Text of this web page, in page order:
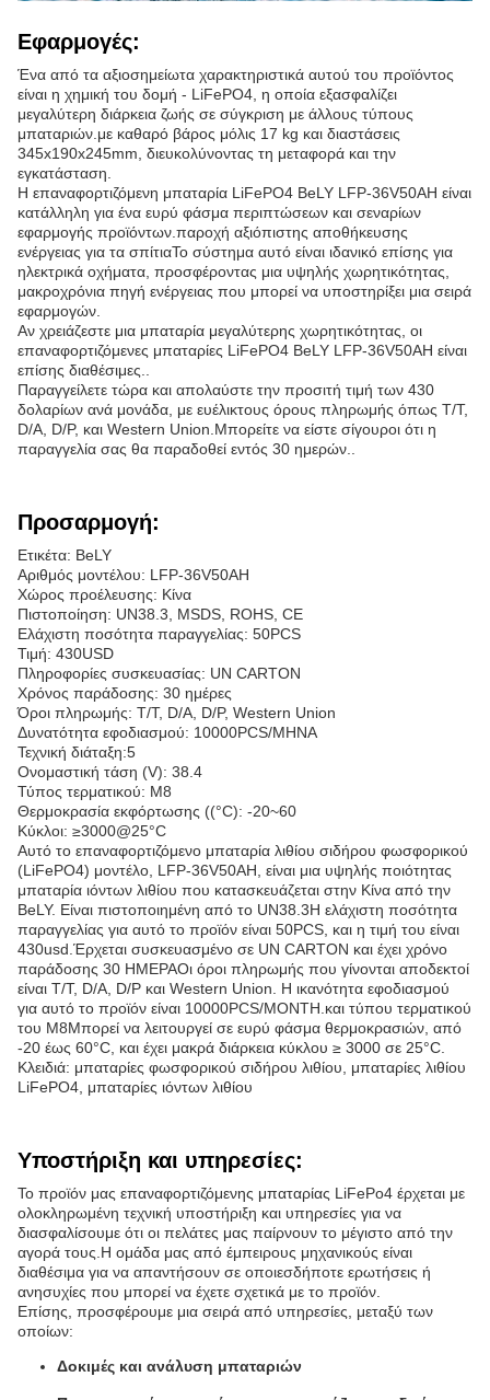
Εφαρμογές:
Ένα από τα αξιοσημείωτα χαρακτηριστικά αυτού του προϊόντος
είναι η χημική του δομή - LiFePO4, η οποία εξασφαλίζει
μεγαλύτερη διάρκεια ζωής σε σύγκριση με άλλους τύπους
μπαταριών.με καθαρό βάρος μόλις 17 kg και διαστάσεις
345x190x245mm, διευκολύνοντας τη μεταφορά και την
εγκατάσταση.
Η επαναφορτιζόμενη μπαταρία LiFePO4 BeLY LFP-36V50AH είναι
κατάλληλη για ένα ευρύ φάσμα περιπτώσεων και σεναρίων
εφαρμογής προϊόντων.παροχή αξιόπιστης αποθήκευσης
ενέργειας για τα σπίτιαΤο σύστημα αυτό είναι ιδανικό επίσης για
ηλεκτρικά οχήματα, προσφέροντας μια υψηλής χωρητικότητας,
μακροχρόνια πηγή ενέργειας που μπορεί να υποστηρίξει μια σειρά
εφαρμογών.
Αν χρειάζεστε μια μπαταρία μεγαλύτερης χωρητικότητας, οι
επαναφορτιζόμενες μπαταρίες LiFePO4 BeLY LFP-36V50AH είναι
επίσης διαθέσιμες..
Παραγγείλετε τώρα και απολαύστε την προσιτή τιμή των 430
δολαρίων ανά μονάδα, με ευέλικτους όρους πληρωμής όπως T/T,
D/A, D/P, και Western Union.Μπορείτε να είστε σίγουροι ότι η
παραγγελία σας θα παραδοθεί εντός 30 ημερών..
Προσαρμογή:
Ετικέτα: BeLY
Αριθμός μοντέλου: LFP-36V50AH
Χώρος προέλευσης: Κίνα
Πιστοποίηση: UN38.3, MSDS, ROHS, CE
Ελάχιστη ποσότητα παραγγελίας: 50PCS
Τιμή: 430USD
Πληροφορίες συσκευασίας: UN CARTON
Χρόνος παράδοσης: 30 ημέρες
Όροι πληρωμής: T/T, D/A, D/P, Western Union
Δυνατότητα εφοδιασμού: 10000PCS/ΜΗΝΑ
Τεχνική διάταξη:5
Ονομαστική τάση (V): 38.4
Τύπος τερματικού: M8
Θερμοκρασία εκφόρτωσης ((°C): -20~60
Κύκλοι: ≥3000@25°C
Αυτό το επαναφορτιζόμενο μπαταρία λιθίου σιδήρου φωσφορικού
(LiFePO4) μοντέλο, LFP-36V50AH, είναι μια υψηλής ποιότητας
μπαταρία ιόντων λιθίου που κατασκευάζεται στην Κίνα από την
BeLY. Είναι πιστοποιημένη από το UN38.3Η ελάχιστη ποσότητα
παραγγελίας για αυτό το προϊόν είναι 50PCS, και η τιμή του είναι
430usd.Έρχεται συσκευασμένο σε UN CARTON και έχει χρόνο
παράδοσης 30 ΗΜΕΡΑΟι όροι πληρωμής που γίνονται αποδεκτοί
είναι T/T, D/A, D/P και Western Union. Η ικανότητα εφοδιασμού
για αυτό το προϊόν είναι 10000PCS/MONTH.και τύπου τερματικού
του M8Μπορεί να λειτουργεί σε ευρύ φάσμα θερμοκρασιών, από
-20 έως 60°C, και έχει μακρά διάρκεια κύκλου ≥ 3000 σε 25°C.
Κλειδιά: μπαταρίες φωσφορικού σιδήρου λιθίου, μπαταρίες λιθίου
LiFePO4, μπαταρίες ιόντων λιθίου
Υποστήριξη και υπηρεσίες:
Το προϊόν μας επαναφορτιζόμενης μπαταρίας LiFePo4 έρχεται με
ολοκληρωμένη τεχνική υποστήριξη και υπηρεσίες για να
διασφαλίσουμε ότι οι πελάτες μας παίρνουν το μέγιστο από την
αγορά τους.Η ομάδα μας από έμπειρους μηχανικούς είναι
διαθέσιμα για να απαντήσουν σε οποιεσδήποτε ερωτήσεις ή
ανησυχίες που μπορεί να έχετε σχετικά με το προϊόν.
Επίσης, προσφέρουμε μια σειρά από υπηρεσίες, μεταξύ των
οποίων:
Δοκιμές και ανάλυση μπαταριών